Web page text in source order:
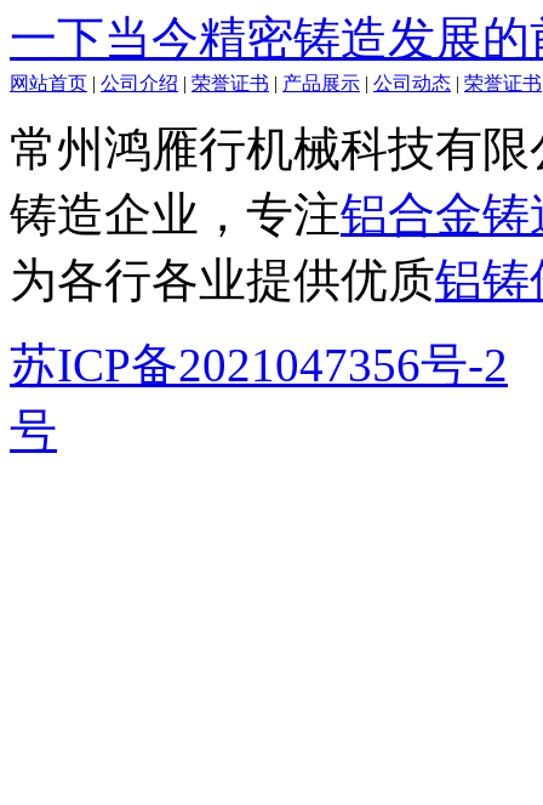
一下当今精密铸造发展的
网站首页 | 公司介绍 | 荣誉证书 | 产品展示 | 公司动态 | 荣誉证书
常州鸿雁行机械科技有
铸造企业，专注铝合金铸
为各行各业提供优质铝铸
苏ICP备2021047356号-2
号